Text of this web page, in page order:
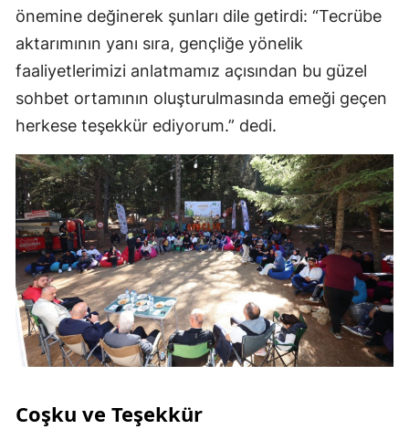
önemine değinerek şunları dile getirdi: “Tecrübe
aktarımının yanı sıra, gençliğe yönelik
faaliyetlerimizi anlatmamız açısından bu güzel
sohbet ortamının oluşturulmasında emeği geçen
herkese teşekkür ediyorum.” dedi.
Coşku ve Teşekkür